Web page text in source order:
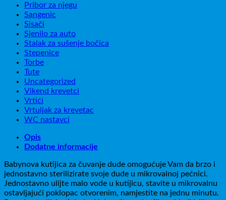
Pribor za njegu
Sangenic
Sisači
Sjenilo za auto
Stalak za sušenje bočica
Stepenice
Torbe
Tute
Uncategorized
Vikend krevetci
Vrtići
Vrtuljak za krevetac
WC nastavci
Opis
Dodatne informacije
Babynova kutijica za čuvanje dude omogućuje Vam da brzo i
jednostavno sterilizirate svoje dude u mikrovalnoj pećnici.
Jednostavno ulijte malo vode u kutijicu, stavite u mikrovalnu
ostavljajući poklopac otvorenim, namjestite na jednu minutu.